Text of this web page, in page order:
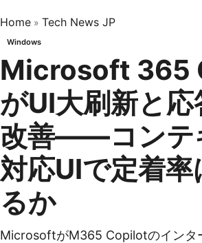
Home » Tech News JP
Windows
Microsoft 365
がUI大刷新と応
改善——コンテ
対応UIで定着
るか
MicrosoftがM365 Copilotのインタ